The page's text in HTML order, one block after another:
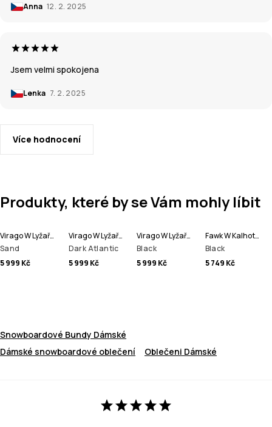
Anna 12. 2. 2025
Jsem velmi spokojena
Lenka 7. 2. 2025
Více hodnocení
Produkty, které by se Vám mohly líbit
Virago W Lyžařská Bunda Dámské
Sand
5 999 Kč
Virago W Lyžařská Bunda Dámské
Dark Atlantic
5 999 Kč
Virago W Lyžařská Bunda Dámské
Black
5 999 Kč
Fawk W Kalhoty na Snowboard Dámské
Black
5 749 Kč
Snowboardové Bundy Dámské
Dámské snowboardové oblečení
Oblečeni Dámské